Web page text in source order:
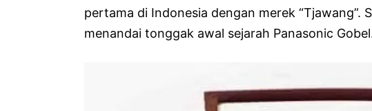
pertama di Indonesia dengan merek “Tjawang”.
menandai tonggak awal sejarah Panasonic